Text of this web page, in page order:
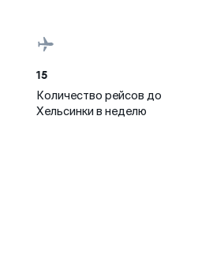
15
Количество рейсов до
Хельсинки в неделю